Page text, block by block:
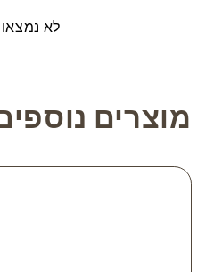
לא נמצאו
מוצרים